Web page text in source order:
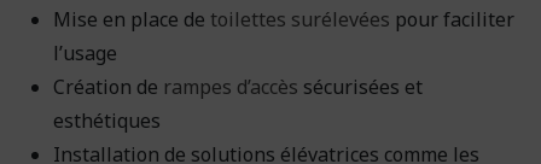
Mise en place de toilettes surélevées pour faciliter
l’usage
Création de rampes d’accès sécurisées et
esthétiques
Installation de solutions élévatrices comme les